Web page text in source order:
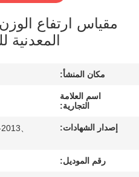
المصنع
مراقبة
الجودة
مقياس ارتفاع
المعدنية
مكان المنشأ:
اسم العلامة
التجارية:
إصدار الشهادات:
、
رقم الموديل: